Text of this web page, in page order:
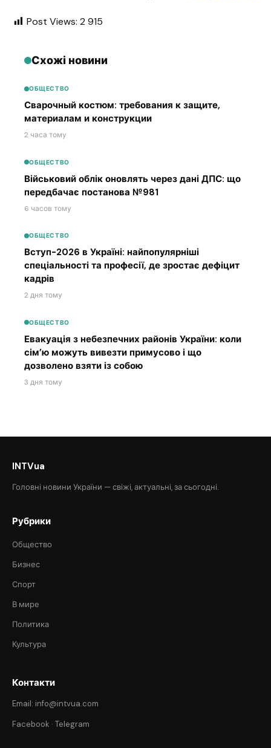
Post Views: 2 915
Схожі новини
ОБЩЕСТВО
Сварочный костюм: требования к защите,
материалам и конструкции
2 часа тому
ОБЩЕСТВО
Військовий облік оновлять через дані ДПС: що
передбачає постанова №981
6 часов тому
ОБЩЕСТВО
Вступ-2026 в Україні: найпопулярніші
спеціальності та професії, де зростає дефіцит
кадрів
2 дня тому
ОБЩЕСТВО
Евакуація з небезпечних районів України: коли
сім’ю можуть вивезти примусово і що
дозволено взяти із собою
3 дня тому
INTVua
Головні новини України — свіжі, актуальні, за сьогодні.
Рубрики
Общество
Бизнес
Спорт
В мире
Политика
Культура
Контакти
Email: info@intvua.com
Facebook · Telegram